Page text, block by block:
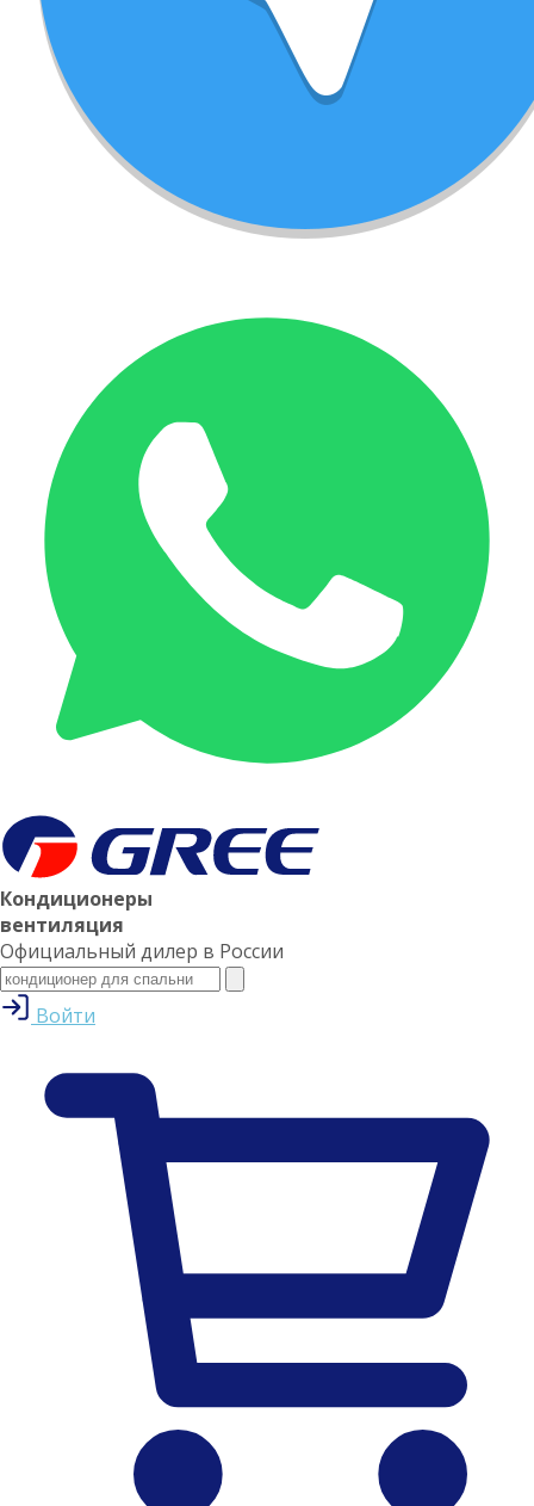
Кондиционеры
вентиляция
Официальный дилер в России
Войти